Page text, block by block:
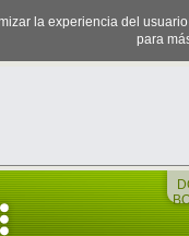
la experiencia del
para